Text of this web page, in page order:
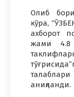
Олиб
кўра,
ахборот
жами 4.8
аниқланди.